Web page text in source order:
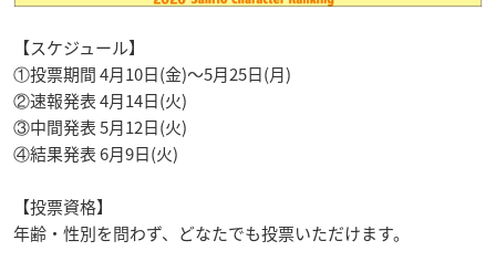
【スケジュール】
①投票期間 4月10日(金)〜5月25日(月)
②速報発表 4月14日(火)
③中間発表 5月12日(火)
④結果発表 6月9日(火)
【投票資格】
年齢・性別を問わず、どなたでも投票いただけます。